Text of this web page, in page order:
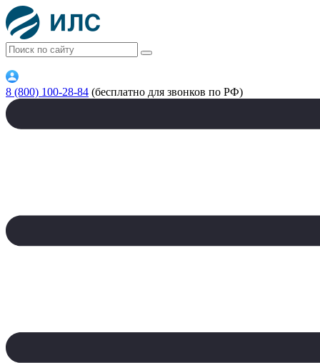
8 (800) 100-28-84 (бесплатно для звонков по РФ)